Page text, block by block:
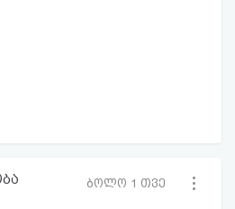
ბოლო 1 თვე